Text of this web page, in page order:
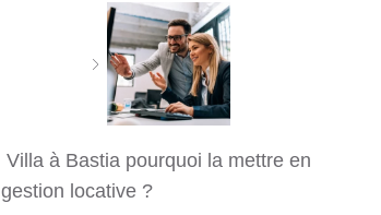
Villa à Bastia pourquoi la mettre en
gestion locative ?